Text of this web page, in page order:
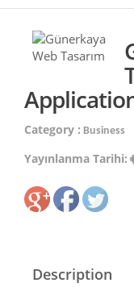
Category : Business
Yayınlanma Tarihi:
Description